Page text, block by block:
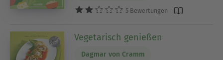
5 Bewertungen
Vegetarisch genießen
Dagmar von Cramm